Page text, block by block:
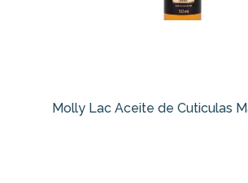
Molly Lac Aceite de Cuticulas